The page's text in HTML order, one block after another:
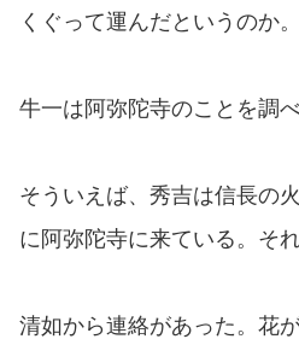
くぐって運んだというのか。
牛一は阿弥陀寺のことを調
そういえば、秀吉は信長の
に阿弥陀寺に来ている。そ
清如から連絡があった。花